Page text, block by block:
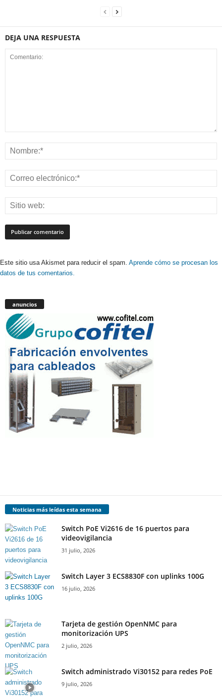
DEJA UNA RESPUESTA
Este sitio usa Akismet para reducir el spam. Aprende cómo se procesan los
datos de tus comentarios.
anuncios
Noticias más leídas esta semana
Switch PoE Vi2616 de 16 puertos para
videovigilancia
31 julio, 2026
Switch Layer 3 ECS8830F con uplinks 100G
16 julio, 2026
Tarjeta de gestión OpenNMC para
monitorización UPS
2 julio, 2026
Switch administrado Vi30152 para redes PoE
9 julio, 2026